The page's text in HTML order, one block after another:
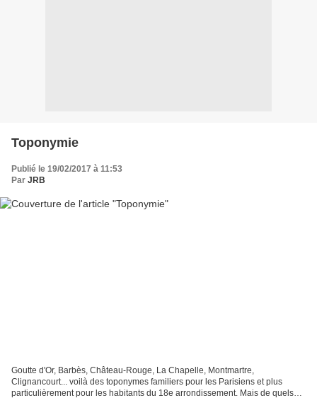
Toponymie
Publié le 19/02/2017 à 11:53
Par JRB
Goutte d'Or, Barbès, Château-Rouge, La Chapelle, Montmartre,
Clignancourt... voilà des toponymes familiers pour les Parisiens et plus
particulièrement pour les habitants du 18e arrondissement. Mais de quels